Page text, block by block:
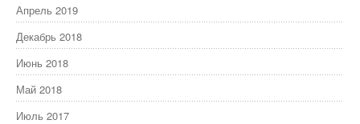
Апрель 2019
Декабрь 2018
Июнь 2018
Май 2018
Июль 2017